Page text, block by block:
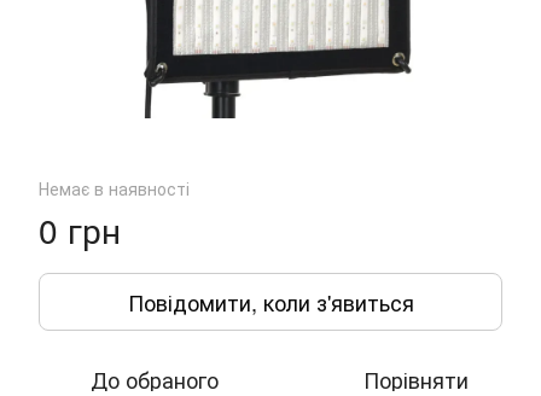
Немає в наявності
0 грн
Повідомити, коли з'явиться
До обраного Порівняти